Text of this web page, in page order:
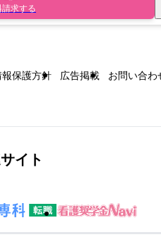
請求する
保護方針 広告掲載 お問い合わ
イト